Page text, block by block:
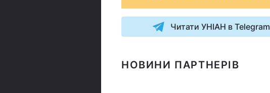
Читати УНІАН в Telegram
НОВИНИ ПАРТНЕРІВ